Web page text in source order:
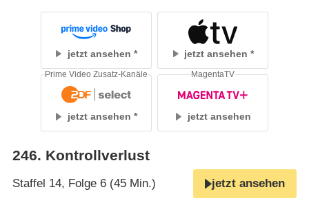
jetzt ansehen jetzt ansehen
jetzt ansehen
Prime Video Zusatz-Kanäle
jetzt ansehen
MagentaTV
246. Kontrollverlust
Staffel 14, Folge 6 (45 Min.) jetzt ansehen